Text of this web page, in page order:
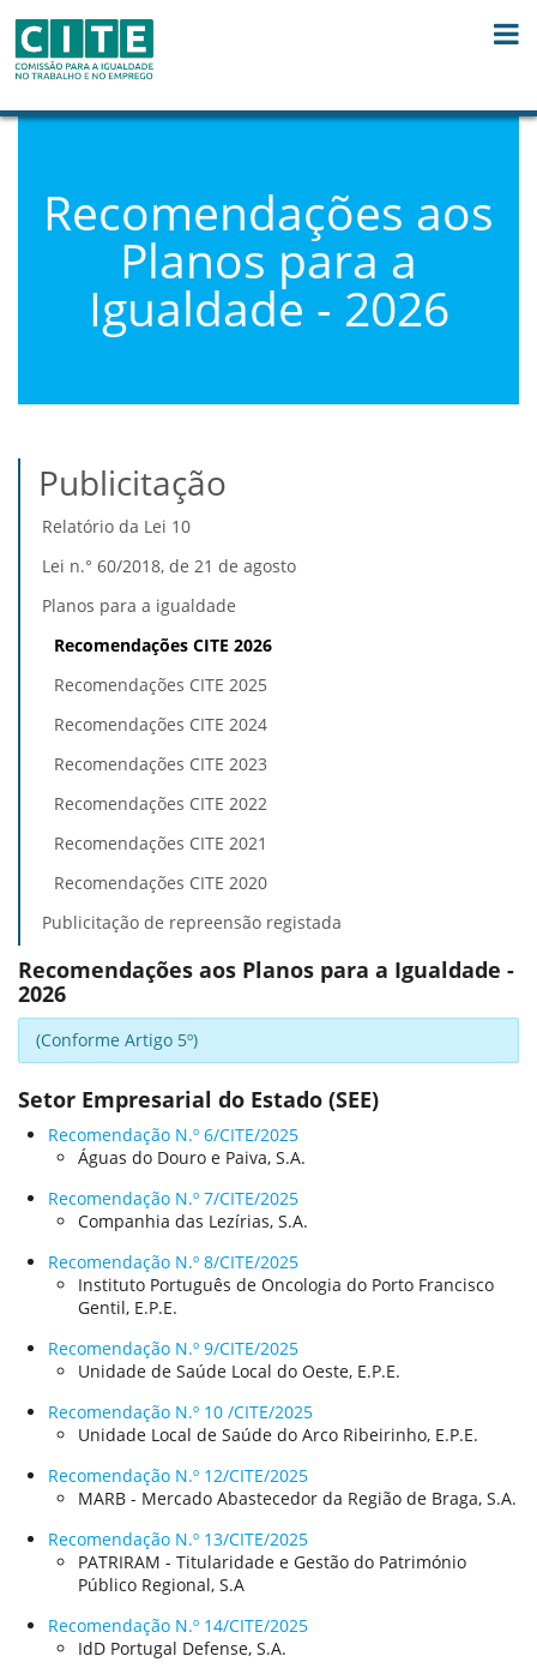
Recomendações aos
Planos para a
Igualdade - 2026
Publicitação
Relatório da Lei 10
Lei n.° 60/2018, de 21 de agosto
Planos para a igualdade
Recomendações CITE 2026
Recomendações CITE 2025
Recomendações CITE 2024
Recomendações CITE 2023
Recomendações CITE 2022
Recomendações CITE 2021
Recomendações CITE 2020
Publicitação de repreensão registada
Recomendações aos Planos para a Igualdade -
2026
(Conforme Artigo 5º)
Setor Empresarial do Estado (SEE)
Recomendação N.º 6/CITE/2025
Águas do Douro e Paiva, S.A.
Recomendação N.º 7/CITE/2025
Companhia das Lezírias, S.A.
Recomendação N.º 8/CITE/2025
Instituto Português de Oncologia do Porto Francisco
Gentil, E.P.E.
Recomendação N.º 9/CITE/2025
Unidade de Saúde Local do Oeste, E.P.E.
Recomendação N.º 10 /CITE/2025
Unidade Local de Saúde do Arco Ribeirinho, E.P.E.
Recomendação N.º 12/CITE/2025
MARB - Mercado Abastecedor da Região de Braga, S.A.
Recomendação N.º 13/CITE/2025
PATRIRAM - Titularidade e Gestão do Património
Público Regional, S.A
Recomendação N.º 14/CITE/2025
IdD Portugal Defense, S.A.